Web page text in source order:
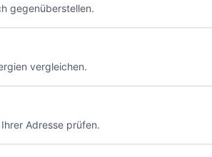
gegenüberstellen.
vergleichen.
Adresse prüfen.